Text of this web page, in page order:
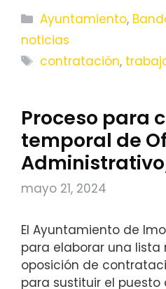
Categorías
Ayuntamiento,
noticias
Etiquetas
contratación,
Proceso para
temporal de
mayo 21, 2024
El Ayuntamiento de
para elaborar una
oposición de
para sustituir el puesto